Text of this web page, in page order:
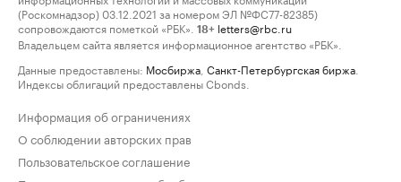
(Роскомнадзор) 03.12.2021 за номером ЭЛ №ФС77-82385)
сопровождаются пометкой «РБК».
18+ letters@rbc.ru
Владельцем сайта является информационное агентство «РБК».
Данные предоставлены: Мосбиржа Санкт-Петербургская биржа
Индексы облигаций предоставлены Cbonds.
Информация об ограничениях
О соблюдении авторских прав
Пользовательское соглашение